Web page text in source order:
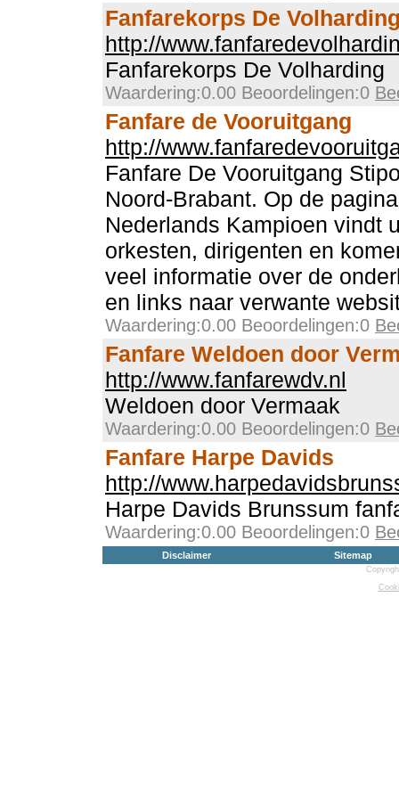
Fanfarekorps De
http://
Fanfarekorps De Volharding
Waardering:0.00 Beoordelingen:0
Fanfare de Vooruitgang
http://
Fanfare De Vooruitgang
Noord-Brabant. Op de
Nederlands Kampioen vindt
orkesten, dirigenten en
veel informatie over de
en links naar verwante
Waardering:0.00 Beoordelingen:0
Fanfare Weldoen door
http://www.fanfarewdv.nl
Weldoen door Vermaak
Waardering:0.00 Beoordelingen:0
Fanfare Harpe Davids
http://
Harpe Davids Brunssum
Waardering:0.00 Beoordelingen:0
Disclaimer Sitemap